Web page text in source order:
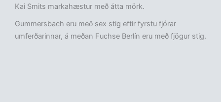
Kai Smits markahæstur með átta mörk.
Gummersbach eru með sex stig eftir fyrstu fjórar
umferðarinnar, á meðan Fuchse Berlín eru með fjögur stig.